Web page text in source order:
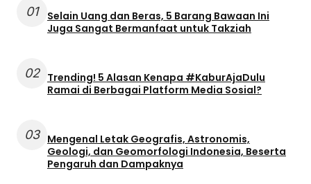
01
Selain Uang dan Beras, 5 Barang Bawaan Ini
Juga Sangat Bermanfaat untuk Takziah
02 Trending! 5 Alasan Kenapa #KaburAjaDulu
Ramai di Berbagai Platform Media Sosial?
03 Mengenal Letak Geografis, Astronomis,
Geologi, dan Geomorfologi Indonesia, Beserta
Pengaruh dan Dampaknya